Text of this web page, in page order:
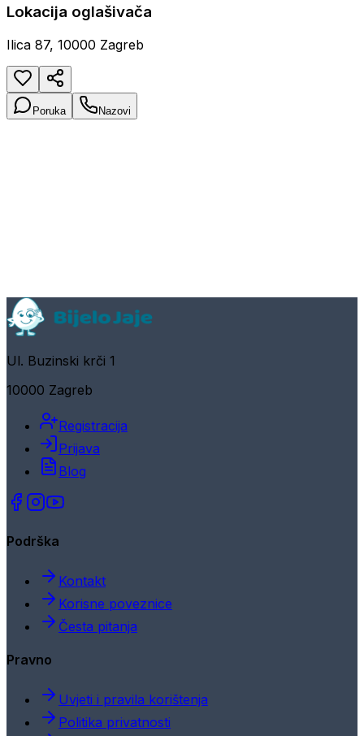
Lokacija oglašivača
Ilica 87, 10000 Zagreb
Poruka Nazovi
Ul. Buzinski krči 1
10000 Zagreb
Registracija
Prijava
Blog
Podrška
Kontakt
Korisne poveznice
Česta pitanja
Pravno
Uvjeti i pravila korištenja
Politika privatnosti